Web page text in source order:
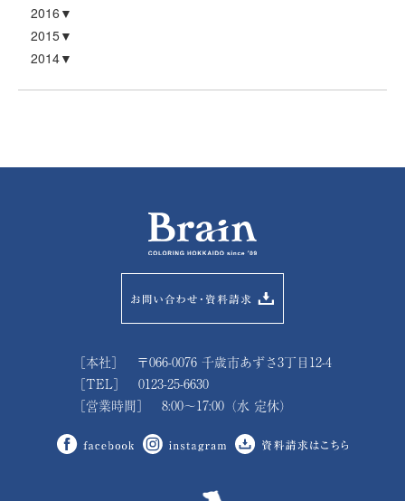
2016
2015
2014
［本社］ 〒066-0076 千歳市あずさ3丁目12-4
［TEL］ 0123-25-6630
［営業時間］ 8:00～17:00（水 定休）